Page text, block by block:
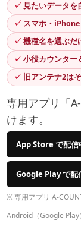
見たいデータを
スマホ・
機種名を選ぶだ
小役カウンター
旧アンテナ2は
専用アプリ「
けます。
App Store で配信
Google Play で配
※ 専用アプリ A-
Android（Google Play